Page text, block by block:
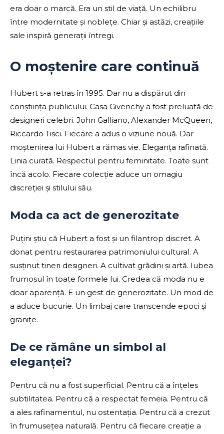
era doar o marcă. Era un stil de viață. Un echilibru
între modernitate și noblețe. Chiar și astăzi, creațiile
sale inspiră generații întregi.
O moștenire care continuă
Hubert s-a retras în 1995. Dar nu a dispărut din
conștiința publicului. Casa Givenchy a fost preluată de
designeri celebri. John Galliano, Alexander McQueen,
Riccardo Tisci. Fiecare a adus o viziune nouă. Dar
moștenirea lui Hubert a rămas vie. Eleganța rafinată.
Linia curată. Respectul pentru feminitate. Toate sunt
încă acolo. Fiecare colecție aduce un omagiu
discreției și stilului său.
Moda ca act de generozitate
Puțini știu că Hubert a fost și un filantrop discret. A
donat pentru restaurarea patrimoniului cultural. A
susținut tineri designeri. A cultivat grădini și artă. Iubea
frumosul în toate formele lui. Credea că moda nu e
doar aparență. E un gest de generozitate. Un mod de
a aduce bucurie. Un limbaj care transcende epoci și
granițe.
De ce rămâne un simbol al
eleganței?
Pentru că nu a fost superficial. Pentru că a înțeles
subtilitatea. Pentru că a respectat femeia. Pentru că
a ales rafinamentul, nu ostentația. Pentru că a crezut
în frumusețea naturală. Pentru că fiecare creație a